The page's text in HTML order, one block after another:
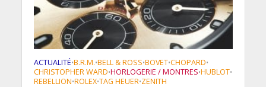
ACTUALITÉ•B.R.M.•BELL & ROSS•BOVET•CHOPARD•
CHRISTOPHER WARD•HORLOGERIE / MONTRES•HUBLOT•
REBELLION•ROLEX•TAG HEUER•ZENITH